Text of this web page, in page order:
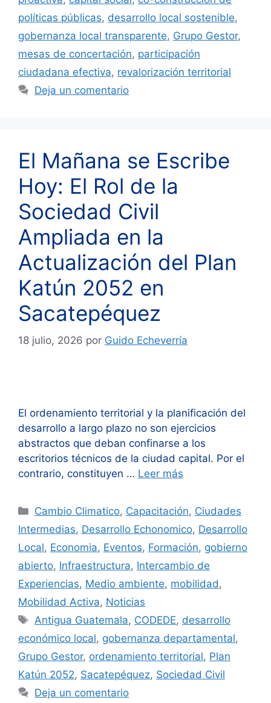
políticas públicas, desarrollo local sostenible,
gobernanza local transparente, Grupo Gestor,
mesas de concertación, participación
ciudadana efectiva, revalorización territorial
Deja un comentario
El Mañana se Escribe
Hoy: El Rol de la
Sociedad Civil
Ampliada en la
Actualización del Plan
Katún 2052 en
Sacatepéquez
18 julio, 2026 por Guido Echeverría
El ordenamiento territorial y la planificación del
desarrollo a largo plazo no son ejercicios
abstractos que deban confinarse a los
escritorios técnicos de la ciudad capital. Por el
contrario, constituyen … Leer más
Categorías
Cambio Climatico, Capacitación, Ciudades
Intermedias, Desarrollo Echonomico, Desarrollo
Local, Economia, Eventos, Formación, gobierno
abierto, Infraestructura, Intercambio de
Experiencias, Medio ambiente, mobilidad ,
Mobilidad Activa, Noticias
Etiquetas
Antigua Guatemala, CODEDE, desarrollo
económico local, gobernanza departamental,
Grupo Gestor, ordenamiento territorial, Plan
Katún 2052, Sacatepéquez, Sociedad Civil
Deja un comentario